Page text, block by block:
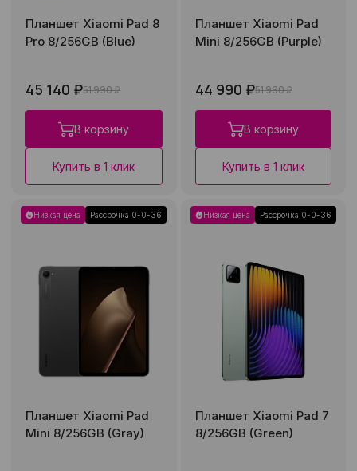
Планшет Xiaomi Pad 8
Pro 8/256GB (Blue)
45 140 ₽51 990 ₽
В корзину
Купить в 1 клик
Планшет Xiaomi Pad
Mini 8/256GB (Purple)
44 990 ₽51 990 ₽
В корзину
Купить в 1 клик
Низкая цена Рассрочка 0-0-36
Планшет Xiaomi Pad
Mini 8/256GB (Gray)
Низкая цена Рассрочка 0-0-36
Планшет Xiaomi Pad 7
8/256GB (Green)